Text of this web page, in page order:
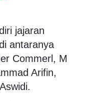
jajaran
antaranya
Commerl, M
Arifin,